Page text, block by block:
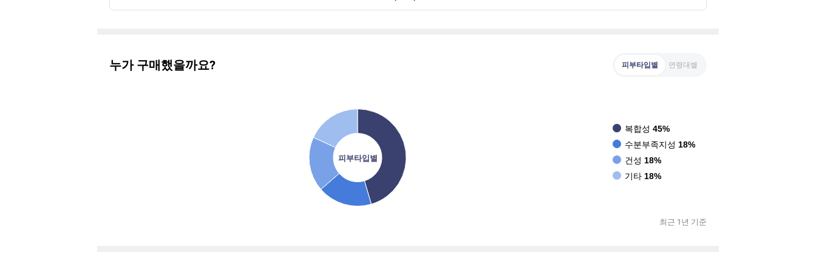
누가 구매했을까요? 피부타입별 연령대별
피부타입별
복합성 45%
수분부족지성 18%
건성 18%
기타 18%
최근 1년 기준